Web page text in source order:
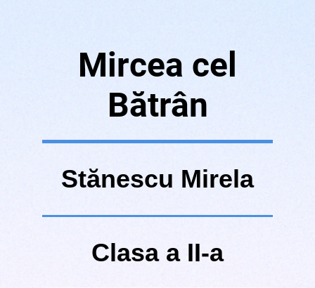
Mircea cel
Bătrân
Stănescu Mirela
Clasa a II-a